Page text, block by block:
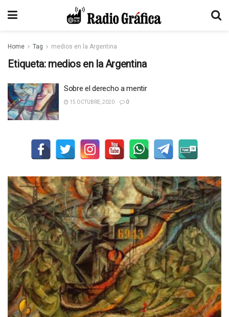
Home Tag medios en la Argentina
Etiqueta: medios en la Argentina
Sobre el derecho a mentir
15 OCTUBRE, 2020 0